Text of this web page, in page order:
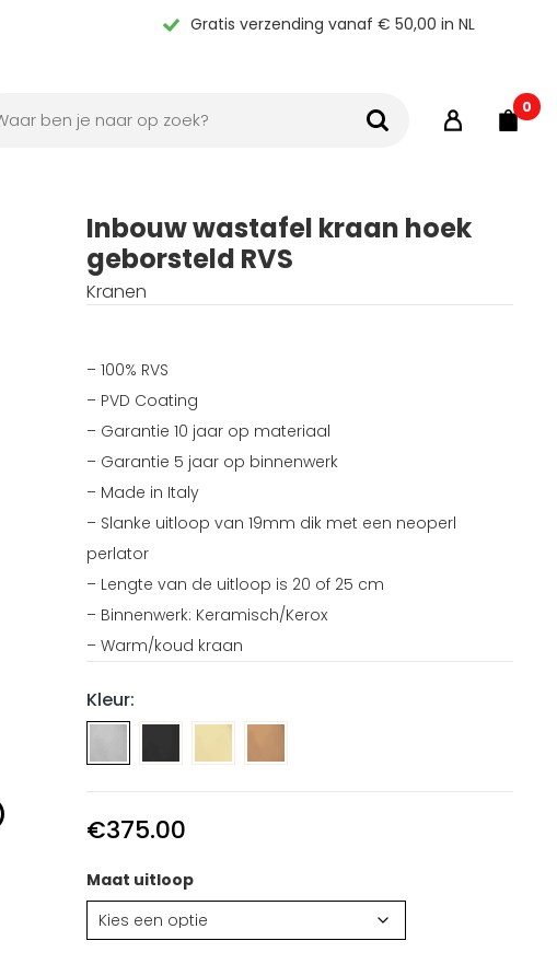
Gratis verzending vanaf € 50,00 in NL
0
Inbouw wastafel kraan hoek
geborsteld RVS
Kranen
– 100% RVS
– PVD Coating
– Garantie 10 jaar op materiaal
– Garantie 5 jaar op binnenwerk
– Made in Italy
– Slanke uitloop van 19mm dik met een neoperl
perlator
– Lengte van de uitloop is 20 of 25 cm
– Binnenwerk: Keramisch/Kerox
– Warm/koud kraan
Kleur:
wastafel
kraan
hoek
Gun
Metal
RVS
wastafel
kraan
RVS
wastafel
kraan
RVS
€375.00
Maat uitloop